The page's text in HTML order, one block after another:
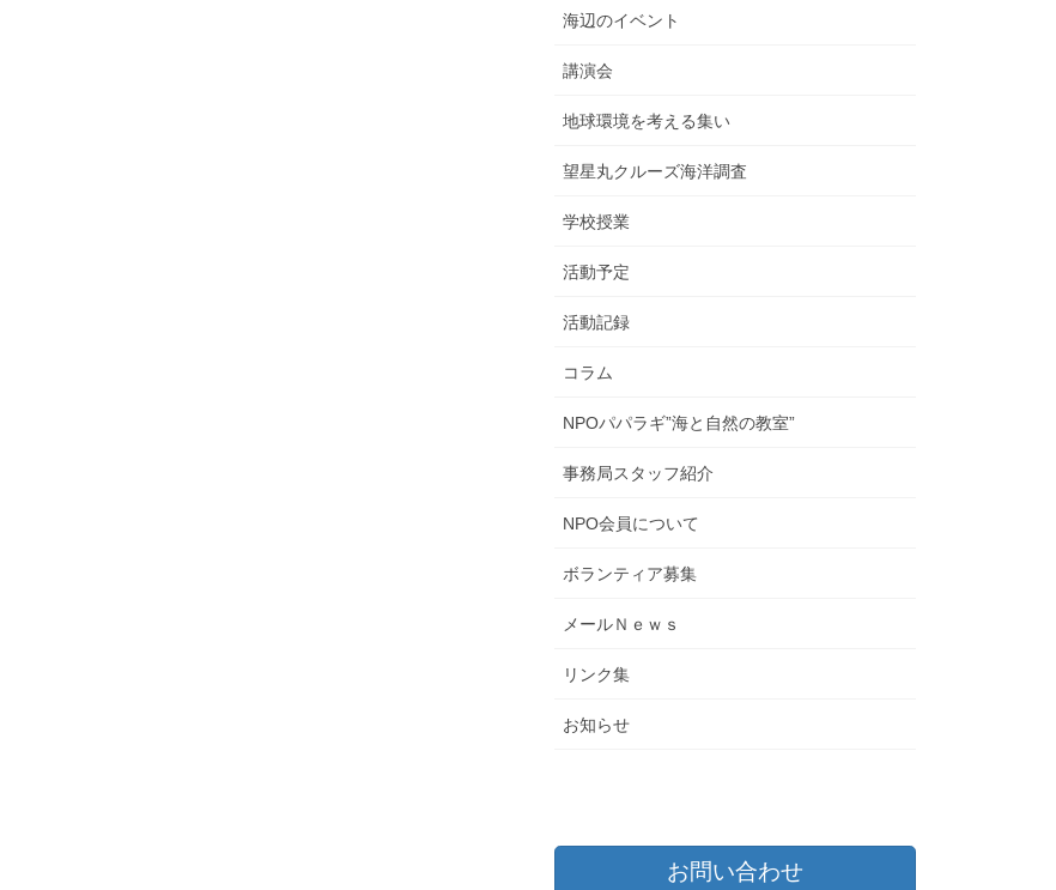
海辺のイベント
講演会
地球環境を考える集い
望星丸クルーズ海洋調査
学校授業
活動予定
活動記録
コラム
NPOパパラギ”海と自然の教室”
事務局スタッフ紹介
NPO会員について
ボランティア募集
メールＮｅｗｓ
リンク集
お知らせ
お問い合わせ